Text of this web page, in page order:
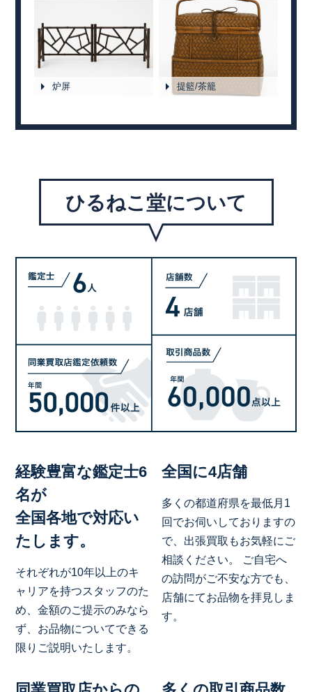
炉屏 提籃/茶籠
ひるねこ堂について
経験豊富な鑑定士6
名が
全国各地で対応い
たします。
それぞれが10年以上のキ
ャリアを持つスタッフのた
め、金額のご提示のみなら
ず、お品物についてできる
限りご説明いたします。
全国に4店舗
多くの都道府県を最低月1
回でお伺いしておりますの
で、出張買取もお気軽にご
相談ください。 ご自宅へ
の訪問がご不安な方でも、
店舗にてお品物を拝見しま
す。